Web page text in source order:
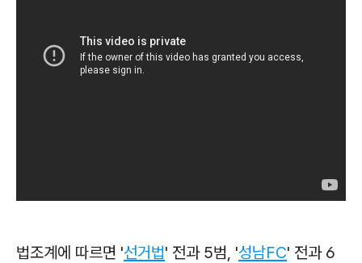
법조계에 따르면 '선거법' 전과 5범, '성남FC' 전과 6